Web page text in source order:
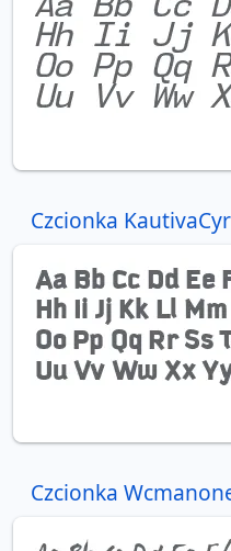
Czcionka
Czcionka